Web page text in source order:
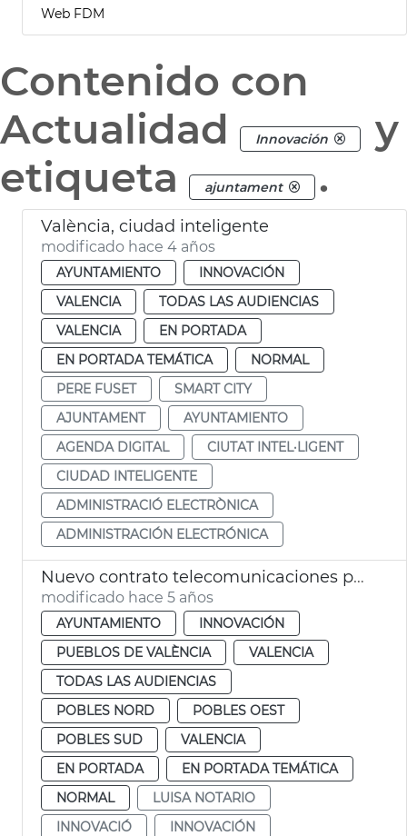
Web FDM
Contenido con
Actualidad
Innovación
y
etiqueta
ajuntament .
València, ciudad inteligente
modificado hace 4 años
AYUNTAMIENTO
INNOVACIÓN
VALENCIA
TODAS LAS AUDIENCIAS
VALENCIA
EN PORTADA
EN PORTADA TEMÁTICA
NORMAL
PERE FUSET
SMART CITY
AJUNTAMENT
AYUNTAMIENTO
AGENDA DIGITAL
CIUTAT INTEL·LIGENT
CIUDAD INTELIGENTE
ADMINISTRACIÓ ELECTRÒNICA
ADMINISTRACIÓN ELECTRÓNICA
Nuevo contrato telecomunicaciones pueblos
modificado hace 5 años
AYUNTAMIENTO
INNOVACIÓN
PUEBLOS DE VALÈNCIA
VALENCIA
TODAS LAS AUDIENCIAS
POBLES NORD
POBLES OEST
POBLES SUD
VALENCIA
EN PORTADA
EN PORTADA TEMÁTICA
NORMAL
LUISA NOTARIO
INNOVACIÓ
INNOVACIÓN